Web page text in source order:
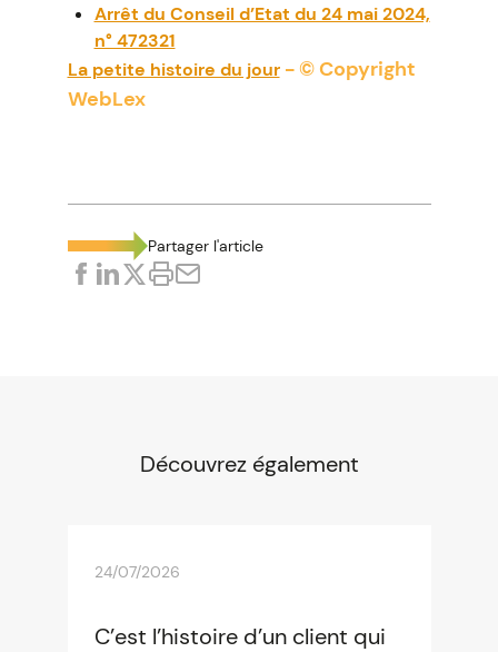
Arrêt du Conseil d’Etat du 24 mai 2024,
n° 472321
La petite histoire du jour- © Copyright
WebLex
Partager l'article
Découvrez également
24/07/2026
C’est l’histoire d’un client qui